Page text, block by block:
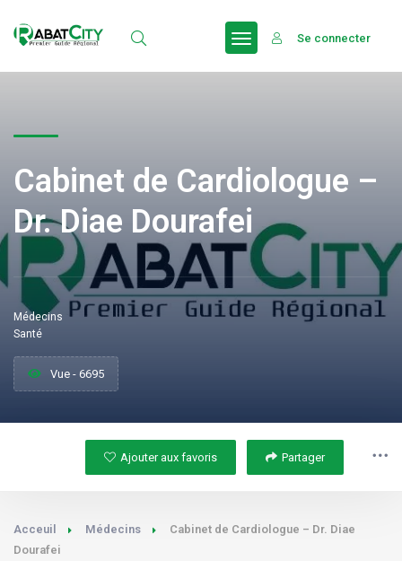
Se connecter
Cabinet de Cardiologue –
Dr. Diae Dourafei
Médecins
Santé
Vue - 6695
Ajouter aux favoris Partager
Acceuil Médecins
Cabinet de Cardiologue – Dr. Diae
Dourafei